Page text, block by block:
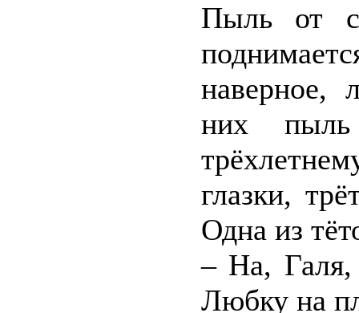
Пыль от
наверное,
них
глазки,
Одна из
– На, Галя,
Любку на